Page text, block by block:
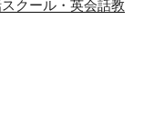
クール・英会話教